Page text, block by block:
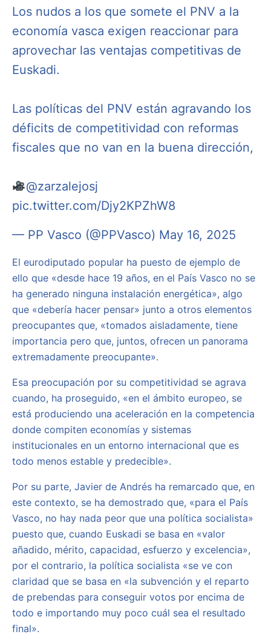
Los nudos a los que somete el PNV a la
economía vasca exigen reaccionar para
aprovechar las ventajas competitivas de
Euskadi.
Las políticas del PNV están agravando los
déficits de competitividad con reformas
fiscales que no van en la buena dirección,
@zarzalejosj
pic.twitter.com/Djy2KPZhW8
— PP Vasco (@PPVasco) May 16, 2025
El eurodiputado popular ha puesto de ejemplo de
ello que «desde hace 19 años, en el País Vasco no se
ha generado ninguna instalación energética», algo
que «debería hacer pensar» junto a otros elementos
preocupantes que, «tomados aisladamente, tiene
importancia pero que, juntos, ofrecen un panorama
extremadamente preocupante».
Esa preocupación por su competitividad se agrava
cuando, ha proseguido, «en el ámbito europeo, se
está produciendo una aceleración en la competencia
donde compiten economías y sistemas
institucionales en un entorno internacional que es
todo menos estable y predecible».
Por su parte, Javier de Andrés ha remarcado que, en
este contexto, se ha demostrado que, «para el País
Vasco, no hay nada peor que una política socialista»
puesto que, cuando Euskadi se basa en «valor
añadido, mérito, capacidad, esfuerzo y excelencia»,
por el contrario, la política socialista «se ve con
claridad que se basa en «la subvención y el reparto
de prebendas para conseguir votos por encima de
todo e importando muy poco cuál sea el resultado
final».